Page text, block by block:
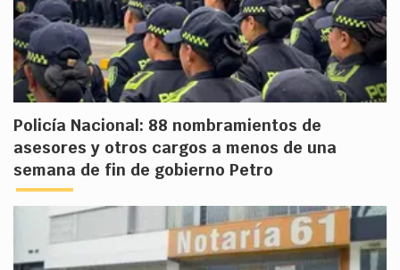
Policía Nacional: 88 nombramientos de
asesores y otros cargos a menos de una
semana de fin de gobierno Petro